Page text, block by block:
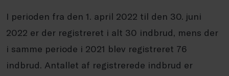
I perioden fra den 1. april 2022 til den 30. juni
2022 er der registreret i alt 30 indbrud, mens der
i samme periode i 2021 blev registreret 76
indbrud. Antallet af registrerede indbrud er